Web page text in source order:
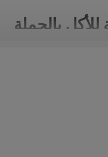
بالجملة
الشوائب. نقدم لكم
مدار العام، وتغليفًا
البطيخ الصالحة للأكل
وجنوب شرق آسيا.